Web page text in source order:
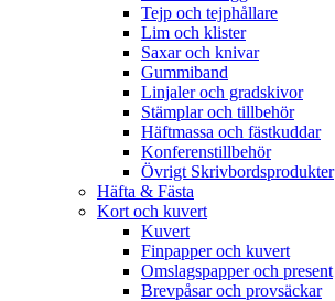
Tejp och tejphållare
Lim och klister
Saxar och knivar
Gummiband
Linjaler och gradskivor
Stämplar och tillbehör
Häftmassa och fästkuddar
Konferenstillbehör
Övrigt Skrivbordsprodukter
Häfta & Fästa
Kort och kuvert
Kuvert
Finpapper och kuvert
Omslagspapper och present
Brevpåsar och provsäckar